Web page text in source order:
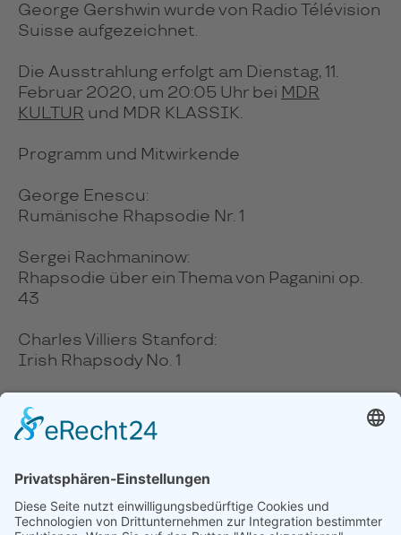
George Gershwin wurde von Radio Télévision
Suisse aufgezeichnet.
Die Ausstrahlung erfolgt am Dienstag, 11.
Februar 2020, um 20:05 Uhr bei MDR
KULTUR und MDR KLASSIK.
Programm und Mitwirkende
George Enescu:
Rumänische Rhapsodie Nr. 1
Sergei Rachmaninow:
Rhapsodie über ein Thema von Paganini op.
43
Charles Villiers Stanford:
Irish Rhapsody No. 1
„Rhapsody in blue“
Lise de la Salle, Klavier
Jenaer Philharmonie
Simon Gaudenz, Leitung